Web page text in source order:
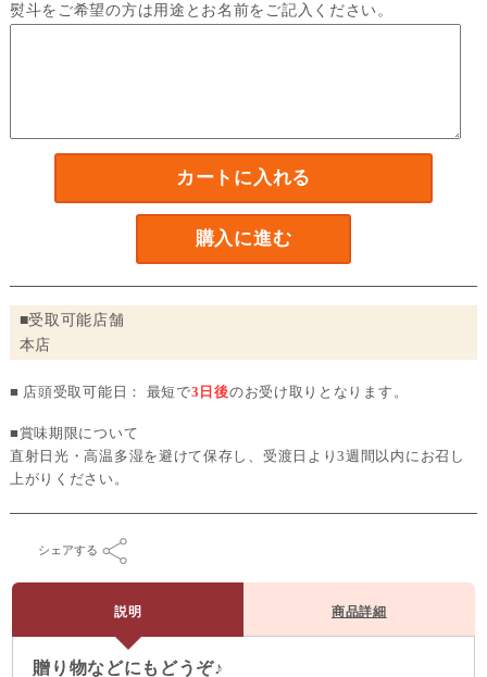
熨斗をご希望の方は用途とお名前をご記入ください。
カートに入れる
購入に進む
■受取可能店舗
本店
■ 店頭受取可能日： 最短で3日後のお受け取りとなります。
■賞味期限について
直射日光・高温多湿を避けて保存し、受渡日より3週間以内にお召し
上がりください。
シェアする
説明 商品詳細
贈り物などにもどうぞ♪